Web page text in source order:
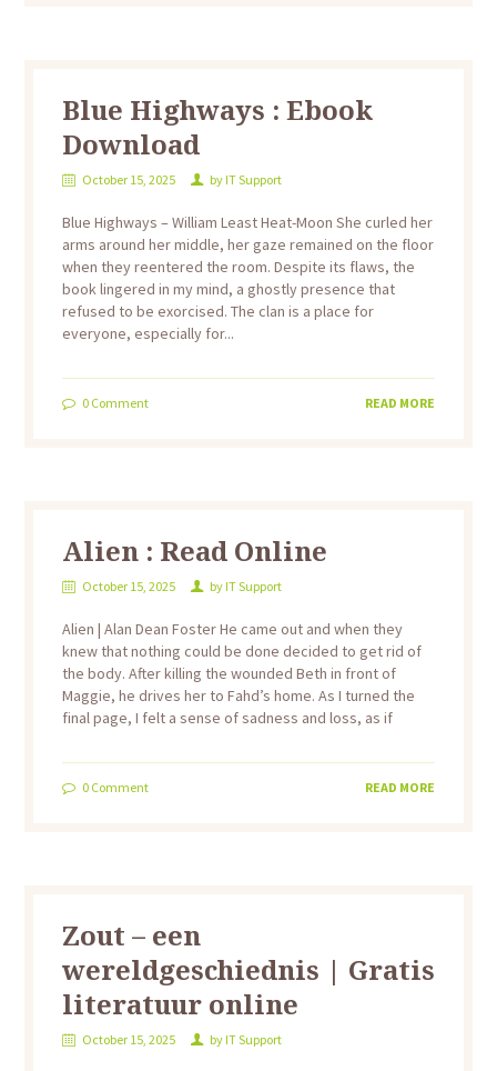
Blue Highways : Ebook
Download
October 15, 2025 by IT Support
Blue Highways – William Least Heat-Moon She curled her
arms around her middle, her gaze remained on the floor
when they reentered the room. Despite its flaws, the
book lingered in my mind, a ghostly presence that
refused to be exorcised. The clan is a place for
everyone, especially for...
0Comment READ MORE
Alien : Read Online
October 15, 2025 by IT Support
Alien | Alan Dean Foster He came out and when they
knew that nothing could be done decided to get rid of
the body. After killing the wounded Beth in front of
Maggie, he drives her to Fahd’s home. As I turned the
final page, I felt a sense of sadness and loss, as if
0Comment READ MORE
Zout – een
wereldgeschiednis | Gratis
literatuur online
October 15, 2025 by IT Support